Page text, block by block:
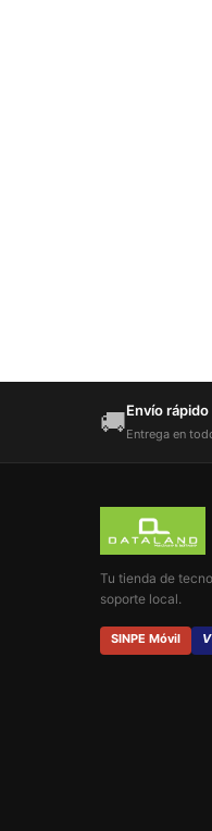
🚚Envío rápido
Entrega en
Tu tienda de
soporte local.
SINPE Móvil